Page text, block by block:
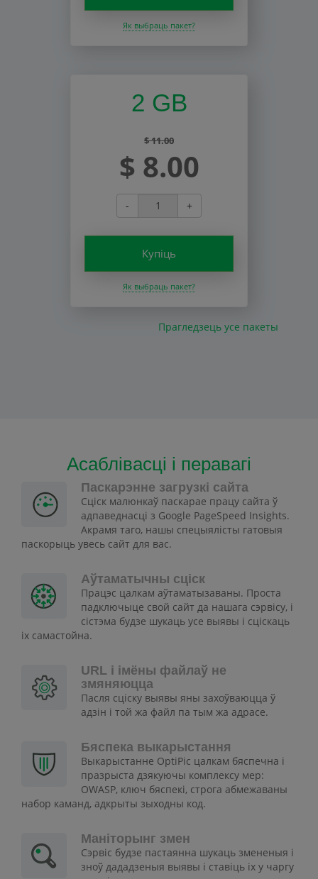
Як выбраць пакет?
2 GB
$ 11.00
$ 8.00
- +
Купіць
Як выбраць пакет?
Прагледзець усе пакеты
Асаблівасці і перавагі
Паскарэнне загрузкі сайта
Сціск малюнкаў паскарае працу сайта ў
адпаведнасці з Google PageSpeed Insights.
Акрамя таго, нашы спецыялісты гатовыя
паскорыць увесь сайт для вас.
Аўтаматычны сціск
Працэс цалкам аўтаматызаваны. Проста
падключыце свой сайт да нашага сэрвісу, і
сістэма будзе шукаць усе выявы і сціскаць
іх самастойна.
URL і імёны файлаў не
змяняюцца
Пасля сціску выявы яны захоўваюцца ў
адзін і той жа файл па тым жа адрасе.
Бяспека выкарыстання
Выкарыстанне OptiPic цалкам бяспечна і
празрыста дзякуючы комплексу мер:
OWASP, ключ бяспекі, строга абмежаваны
набор каманд, адкрыты зыходны код.
Маніторынг змен
Сэрвіс будзе пастаянна шукаць змененыя і
зноў дададзеныя выявы і ставіць іх у чаргу